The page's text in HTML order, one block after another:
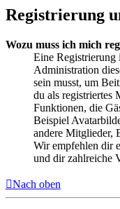
Registrierung
Wozu muss ich mich
Eine
Administration
sein musst, um
du als registriertes
Funktionen, die
Beispiel
andere Mitglieder,
Wir empfehlen dir
und dir zahlreiche
Nach oben